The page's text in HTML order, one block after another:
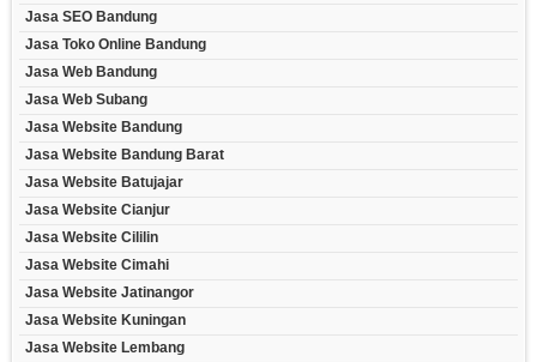
Jasa SEO Bandung
Jasa Toko Online Bandung
Jasa Web Bandung
Jasa Web Subang
Jasa Website Bandung
Jasa Website Bandung Barat
Jasa Website Batujajar
Jasa Website Cianjur
Jasa Website Cililin
Jasa Website Cimahi
Jasa Website Jatinangor
Jasa Website Kuningan
Jasa Website Lembang